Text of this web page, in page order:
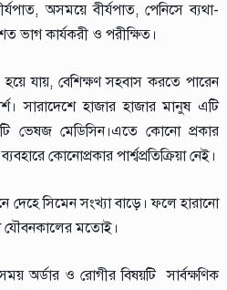
অসময়ে বীর্যপাত, পেনিসে ব্যথা-
ভাগ কার্যকরী ও পরীক্ষিত।
যায়, বেশিক্ষণ সহবাস করতে পারেন
সারাদেশে হাজার হাজার মানুষ এটি
ভেষজ মেডিসিন।এতে কোনো প্রকার
কোনোপ্রকার পার্শ্বপ্রতিক্রিয়া নেই।
দেহে সিমেন সংখ্যা বাড়ে। ফলে হারানো
যৌবনকালের মতোই।
অর্ডার ও রোগীর বিষয়টি সার্বক্ষণিক